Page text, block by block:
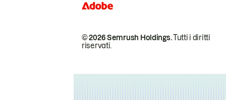
© 2026 Semrush Holdings.Tutti i diritti
riservati.